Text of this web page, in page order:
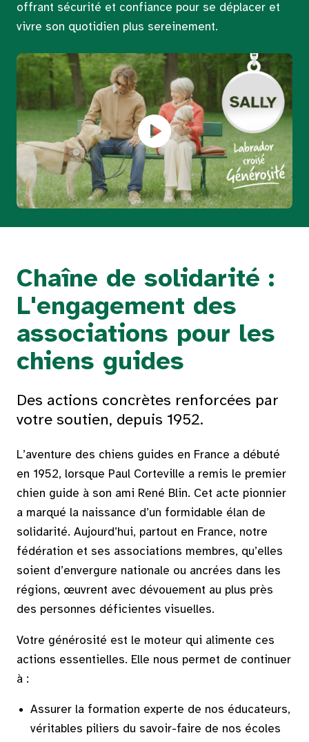
offrant sécurité et confiance pour se déplacer et
vivre son quotidien plus sereinement.
Chaîne de solidarité :
L'engagement des
associations pour les
chiens guides
Des actions concrètes renforcées par
votre soutien, depuis 1952.
L’aventure des chiens guides en France a débuté
en 1952, lorsque Paul Corteville a remis le premier
chien guide à son ami René Blin. Cet acte pionnier
a marqué la naissance d’un formidable élan de
solidarité. Aujourd’hui, partout en France, notre
fédération et ses associations membres, qu’elles
soient d’envergure nationale ou ancrées dans les
régions, œuvrent avec dévouement au plus près
des personnes déficientes visuelles.
Votre générosité est le moteur qui alimente ces
actions essentielles. Elle nous permet de continuer
à :
Assurer la formation experte de nos éducateurs,
véritables piliers du savoir-faire de nos écoles